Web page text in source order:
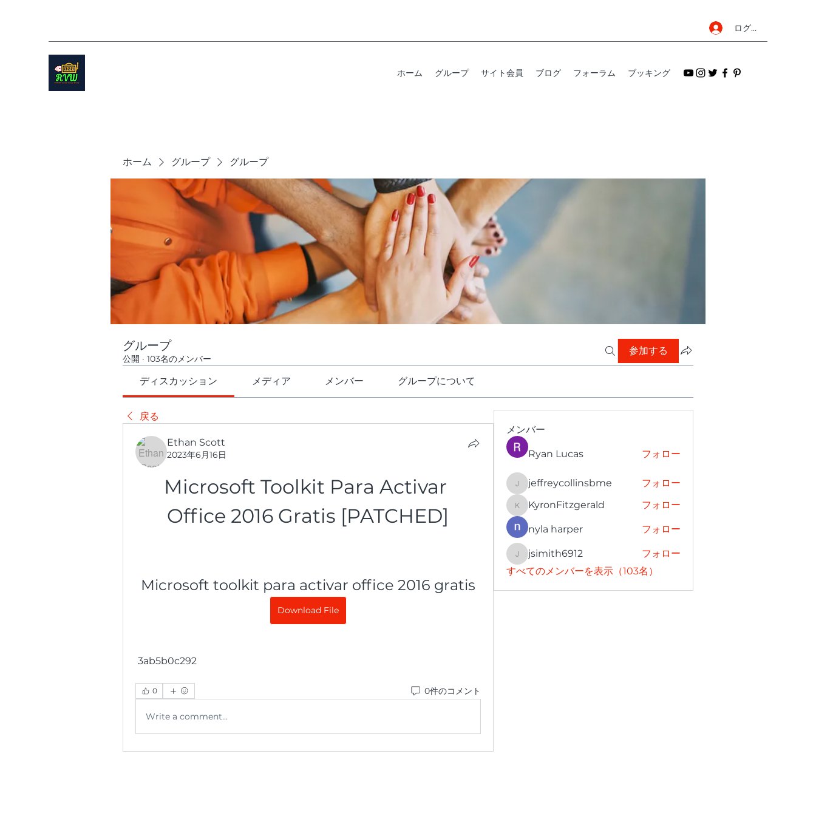
ログイン
ホーム グループ サイト会員 ブログ フォーラム ブッキング
ホーム グループ グループ
グループ
公開 · 103名のメンバー
参加する
ディスカッション メディア メンバー グループについて
戻る
Ethan Scott
2023年6月16日
Microsoft Toolkit Para Activar
Office 2016 Gratis [PATCHED]
Microsoft toolkit para activar office 2016 gratis
Download File
3ab5b0c292
0 0件のコメント
Write a comment...
メンバー
Ryan Lucas フォロー
jeffreycollinsbme
jeffreycollinsbme フォロー
KyronFitzgerald
KyronFitzgerald フォロー
nyla harper フォロー
jsimith6912
jsimith6912
フォロー
すべてのメンバーを表示（103名）